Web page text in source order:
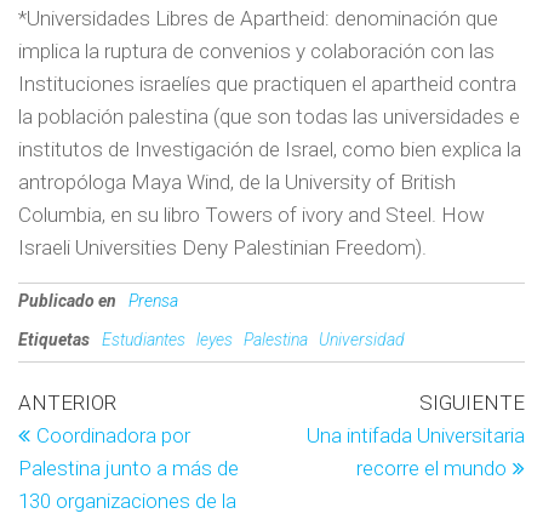
*Universidades Libres de Apartheid: denominación que
implica la ruptura de convenios y colaboración con las
Instituciones israelíes que practiquen el apartheid contra
la población palestina (que son todas las universidades e
institutos de Investigación de Israel, como bien explica la
antropóloga Maya Wind, de la University of British
Columbia, en su libro Towers of ivory and Steel. How
Israeli Universities Deny Palestinian Freedom).
Publicado en
Prensa
Etiquetas
Estudiantes leyes Palestina Universidad
ANTERIOR
Coordinadora por
Palestina junto a más de
130 organizaciones de la
SIGUIENTE
Una intifada Universitaria
recorre el mundo